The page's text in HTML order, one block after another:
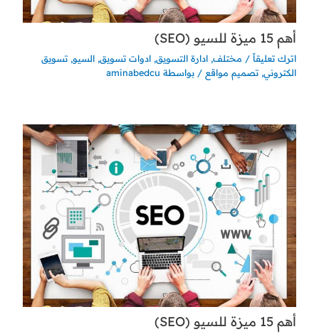
أهم 15 ميزة للسيو (SEO)
اترك تعليقاً / مختلف, ادارة التسويق, ادوات تسويق, السيو, تسويق
الكتروني, تصميم مواقع / بواسطة aminabedcu
أهم 15 ميزة للسيو (SEO)